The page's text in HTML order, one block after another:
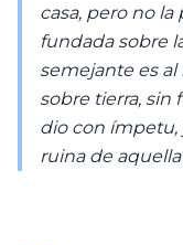
casa, pero no
fundada sobre
semejante es
sobre tierra, sin
dio con ímpetu,
ruina de aquella